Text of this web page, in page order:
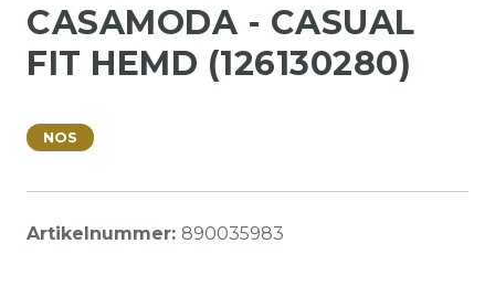
CASAMODA - CASUAL
FIT HEMD (126130280)
NOS
Artikelnummer: 890035983